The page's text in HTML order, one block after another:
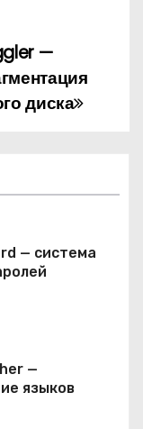
—
диска
— система
—
языков